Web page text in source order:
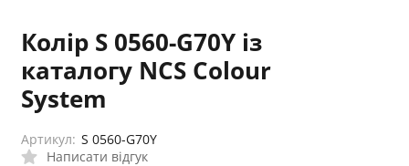
Колір S 0560-G70Y із
каталогу NCS Colour
System
Написати відгук
Артикул: S 0560-G70Y